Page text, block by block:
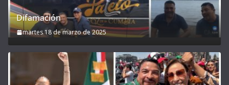
Difamación
martes 18 de marzo de 2025